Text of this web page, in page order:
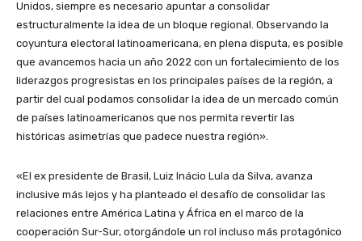
Unidos, siempre es necesario apuntar a consolidar
estructuralmente la idea de un bloque regional. Observando la
coyuntura electoral latinoamericana, en plena disputa, es posible
que avancemos hacia un año 2022 con un fortalecimiento de los
liderazgos progresistas en los principales países de la región, a
partir del cual podamos consolidar la idea de un mercado común
de países latinoamericanos que nos permita revertir las
históricas asimetrías que padece nuestra región».
«El ex presidente de Brasil, Luiz Inácio Lula da Silva, avanza
inclusive más lejos y ha planteado el desafío de consolidar las
relaciones entre América Latina y África en el marco de la
cooperación Sur-Sur, otorgándole un rol incluso más protagónico